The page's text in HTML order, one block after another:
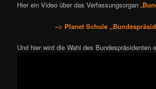
Hier ein Video über das Verfassungsorgan „
–> Planet Schule
Und hier wird die Wahl des Bundespräsidenten